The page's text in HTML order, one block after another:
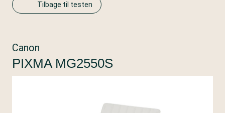
Tilbage til testen
Canon
PIXMA MG2550S